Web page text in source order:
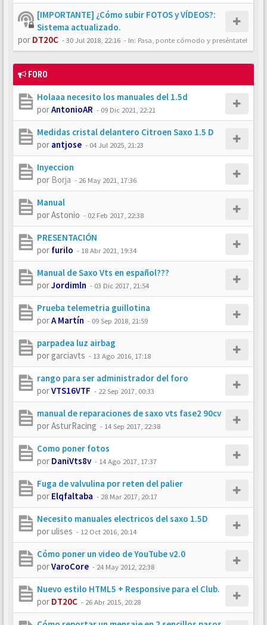
[IMPORTANTE] ¿Cómo subir FOTOS y VÍDEOS?:
Sistema actualizado.
por DT20C -30 Jul 2018, 22:16 - In: Pasa, ponte cómodo y preséntate!
FORO
Holaaa necesito los manuales del 1.5d
porAntonioAR - 09 Dic 2021, 22:21
Medidas cristal delantero Citroen Saxo 1.5 D
por antjose - 04 Jul 2025, 21:23
Inyeccion
por Borja - 26 May 2021, 17:36
Manual
porAstonio - 02 Feb 2017, 22:38
PRESENTACIÓN
por furilo - 18 Abr 2021, 19:34
Manual de Saxo Vts en español???
porJordimln - 03 Dic 2017, 21:54
Prueba telemetria guillotina
porA Martín - 09 Sep 2018, 21:59
parpadea luz airbag
porgarciavts - 13 Ago 2016, 17:18
rango para ser administrador del foro
porVTS16VTF - 22 Sep 2017, 00:33
manual de reparaciones de saxo vts fase2 90cv
porAsturRacing - 14 Sep 2017, 22:38
Como poner fotos
por DaniVts8v - 14 Ago 2017, 17:37
Fuga de valvulina por reten del palier
por Elqfaltaba - 28 Mar 2017, 20:17
Necesito manuales electricos del saxo 1.5D
porulises - 12 Oct 2016, 20:14
Cómo poner un video de YouTube v2.0
porVaroCore - 24 May 2012, 22:38
Nuevo estilo HTML5 + Responsive para el Club.
por DT20C - 26 Abr 2015, 20:28